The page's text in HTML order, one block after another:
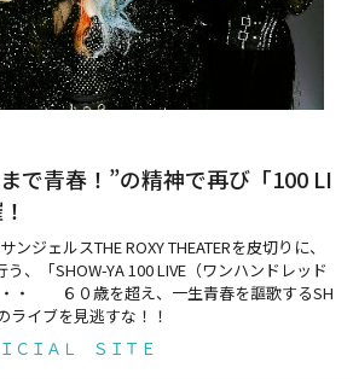
で青春！”の精神で再び「100 LI
ジェルスTHE ROXY THEATERを皮切りに、
、「SHOW-YA 100 LIVE（ワンハンドレッド
・・ ６０歳を超え、一生青春を謳歌するSH
ライブを見逃すな！！
ＣＩＡＬ ＳＩＴＥ